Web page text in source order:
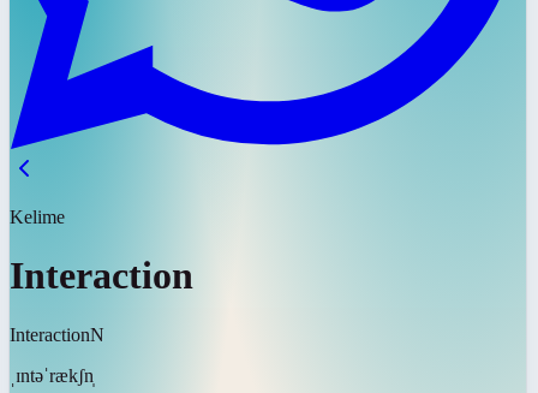
Kelime
Interaction
InteractionN
ˌɪntəˈrækʃn̩